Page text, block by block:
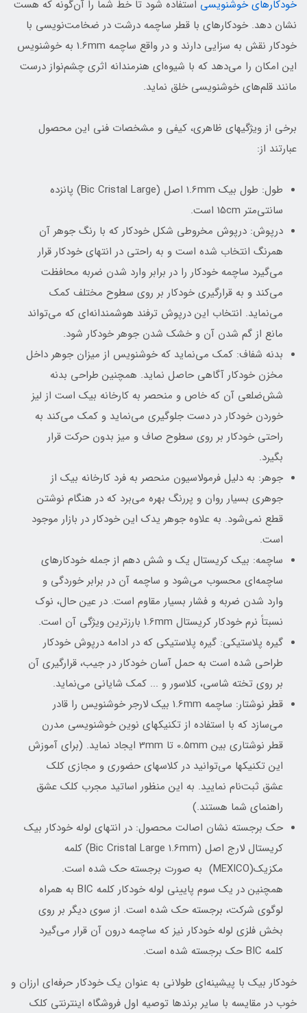
خودکارهای خوشنویسی استفاده شود تا خط شما را آن‌گونه که هست
نشان دهد. خودکارهای با قطر ساچمه درشت در ضخامت‌نویسی با
خودکار نقش به سزایی دارند و در واقع ساچمه 1.6mm به خوشنویس
این امکان را می‌دهد که با شیوه‌ای هنرمندانه اثری چشم‌نواز درست
مانند قلم‌های خوشنویسی خلق نماید.
برخی از ویژگیهای ظاهری، کیفی و مشخصات فنی این محصول
عبارتند از:
طول: طول بیک 1.6mm اصل (Bic Cristal Large) پانزده
سانتی‌متر 15cm است.
درپوش: درپوش مخروطی شکل خودکار که با رنگ جوهر آن
همرنگ انتخاب شده است و به راحتی در انتهای خودکار قرار
می‌گیرد ساچمه خودکار را در برابر وارد شدن ضربه محافظت
می‌کند و به قرارگیری خودکار بر روی سطوح مختلف کمک
می‌نماید. انتخاب این درپوش ترفند هوشمندانه‌ای که می‌تواند
مانع از گم شدن آن و خشک شدن جوهر خودکار شود.
بدنه شفاف: کمک می‌نماید که خوشنویس از میزان جوهر داخل
مخزن خودکار آگاهی حاصل نماید. همچنین طراحی بدنه
شش‌ضلعی آن که خاص و منحصر به کارخانه بیک است از لیز
خوردن خودکار در دست جلوگیری می‌نماید و کمک می‌کند به
راحتی خودکار بر روی سطوح صاف و میز بدون حرکت قرار
بگیرد.
جوهر: به دلیل فرمولاسیون منحصر به فرد کارخانه بیک از
جوهری بسیار روان و پررنگ بهره می‌برد که در هنگام نوشتن
قطع نمی‌شود. به علاوه جوهر یدک این خودکار در بازار موجود
است.
ساچمه: بیک کریستال یک و شش دهم از جمله خودکارهای
ساچمه‌ای محسوب می‌شود و ساچمه آن در برابر خوردگی و
وارد شدن ضربه و فشار بسیار مقاوم است. در عین حال، نوک
نسبتاً نرم خودکار کریستال 1.6mm بارزترین ویژگی آن است.
گیره پلاستیکی: گیره پلاستیکی که در ادامه درپوش خودکار
طراحی شده است به حمل آسان خودکار در جیب، قرارگیری آن
بر روی تخته شاسی، کلاسور و ... کمک شایانی می‌نماید.
قطر نوشتار: ساچمه 1.6mm بیک لارجر خوشنویس را قادر
می‌سازد که با استفاده از تکنیکهای نوین خوشنویسی مدرن
قطر نوشتاری بین 0.5mm تا 3mm ایجاد نماید. (برای آموزش
این تکنیکها می‌توانید در کلاسهای حضوری و مجازی کلک
عشق ثبت‌نام نمایید. به این منظور اساتید مجرب کلک عشق
راهنمای شما هستند.)
حک برجسته نشان اصالت محصول: در انتهای لوله خودکار بیک
کریستال لارج اصل (Bic Cristal Large 1.6mm) کلمه
مکزیک(MEXICO) به صورت برجسته حک شده است.
همچنین در یک سوم پایینی لوله خودکار کلمه BIC به همراه
لوگوی شرکت، برجسته حک شده است. از سوی دیگر بر روی
بخش فلزی لوله خودکار نیز که ساچمه درون آن قرار می‌گیرد
کلمه BIC حک برجسته شده است.
خودکار بیک با پیشینه‌ای طولانی به عنوان یک خودکار حرفه‌ای ارزان و
خوب در مقایسه با سایر برندها توصیه اول فروشگاه اینترنتی کلک